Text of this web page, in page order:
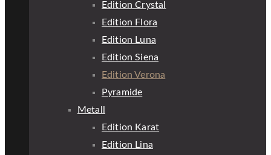
Edition Crystal
Edition Flora
Edition Luna
Edition Siena
Edition Verona
Pyramide
Metall
Edition Karat
Edition Lina